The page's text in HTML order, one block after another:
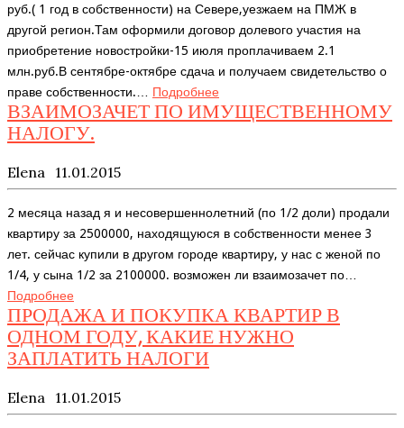
руб.( 1 год в собственности) на Севере,уезжаем на ПМЖ в
другой регион.Там оформили договор долевого участия на
приобретение новостройки-15 июля проплачиваем 2.1
млн.руб.В сентябре-октябре сдача и получаем свидетельство о
праве собственности.… Подробнее
ВЗАИМОЗАЧЕТ ПО ИМУЩЕСТВЕННОМУ
НАЛОГУ.
Elena 11.01.2015
2 месяца назад я и несовершеннолетний (по 1/2 доли) продали
квартиру за 2500000, находящуюся в собственности менее 3
лет. сейчас купили в другом городе квартиру, у нас с женой по
1/4, у сына 1/2 за 2100000. возможен ли взаимозачет по…
Подробнее
ПРОДАЖА И ПОКУПКА КВАРТИР В
ОДНОМ ГОДУ, КАКИЕ НУЖНО
ЗАПЛАТИТЬ НАЛОГИ
Elena 11.01.2015